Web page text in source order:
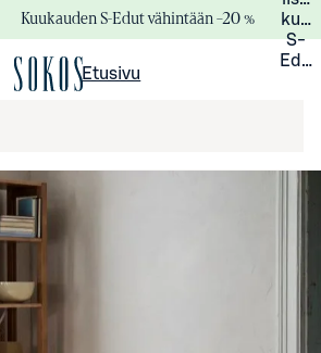
Kuukauden S-Edut vähintään –20 %
S-
Etusivu